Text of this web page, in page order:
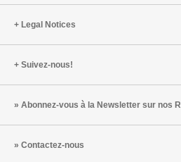
Legal Notices
Suivez-nous!
Abonnez-vous à la Newsletter sur nos
Contactez-nous